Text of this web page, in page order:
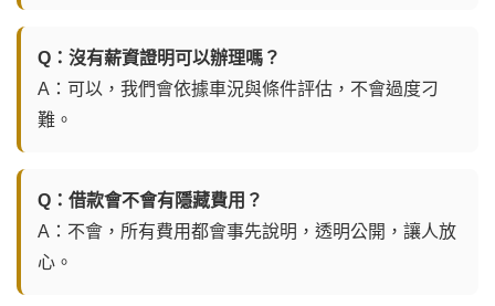
Q：沒有薪資證明可以辦理嗎？
A：可以，我們會依據車況與條件評估，不會過度刁
難。
Q：借款會不會有隱藏費用？
A：不會，所有費用都會事先說明，透明公開，讓人放
心。